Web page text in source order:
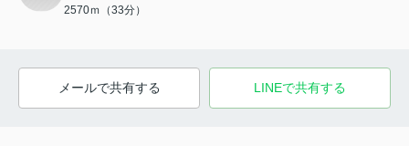
2570ｍ（33分）
メールで共有する LINEで共有する